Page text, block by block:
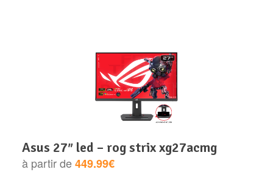
asus 27″ led – rog strix xg27acmg
à partir de449.99€